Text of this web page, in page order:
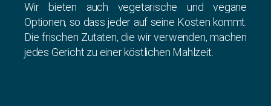
Wir bieten auch vegetarische und vegane
Optionen, so dass jeder auf seine Kosten kommt.
Die frischen Zutaten, die wir verwenden, machen
jedes Gericht zu einer köstlichen Mahlzeit.